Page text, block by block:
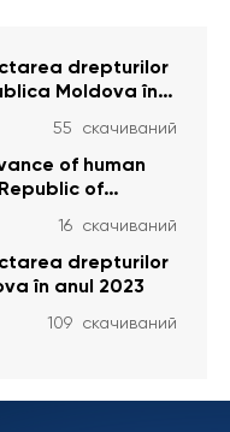
drepturilor
Moldova în
55 скачиваний
of human
of
16 скачиваний
drepturilor
în anul 2023
109 скачиваний